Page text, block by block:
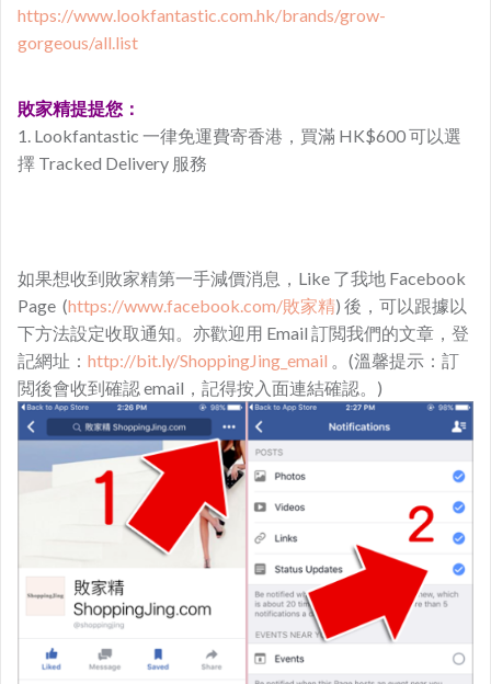
https://www.lookfantastic.com.hk/brands/grow-
gorgeous/all.list
敗家精提提您：
1. Lookfantastic 一律免運費寄香港，買滿 HK$600 可以選
擇 Tracked Delivery 服務
如果想收到敗家精第一手減價消息，Like 了我地 Facebook
Page (https://www.facebook.com/敗家精) 後，可以跟據以
下方法設定收取通知。亦歡迎用 Email 訂閲我們的文章，登
記網址： http://bit.ly/ShoppingJing_email 。(溫馨提示：訂
閲後會收到確認 email，記得按入面連結確認。)